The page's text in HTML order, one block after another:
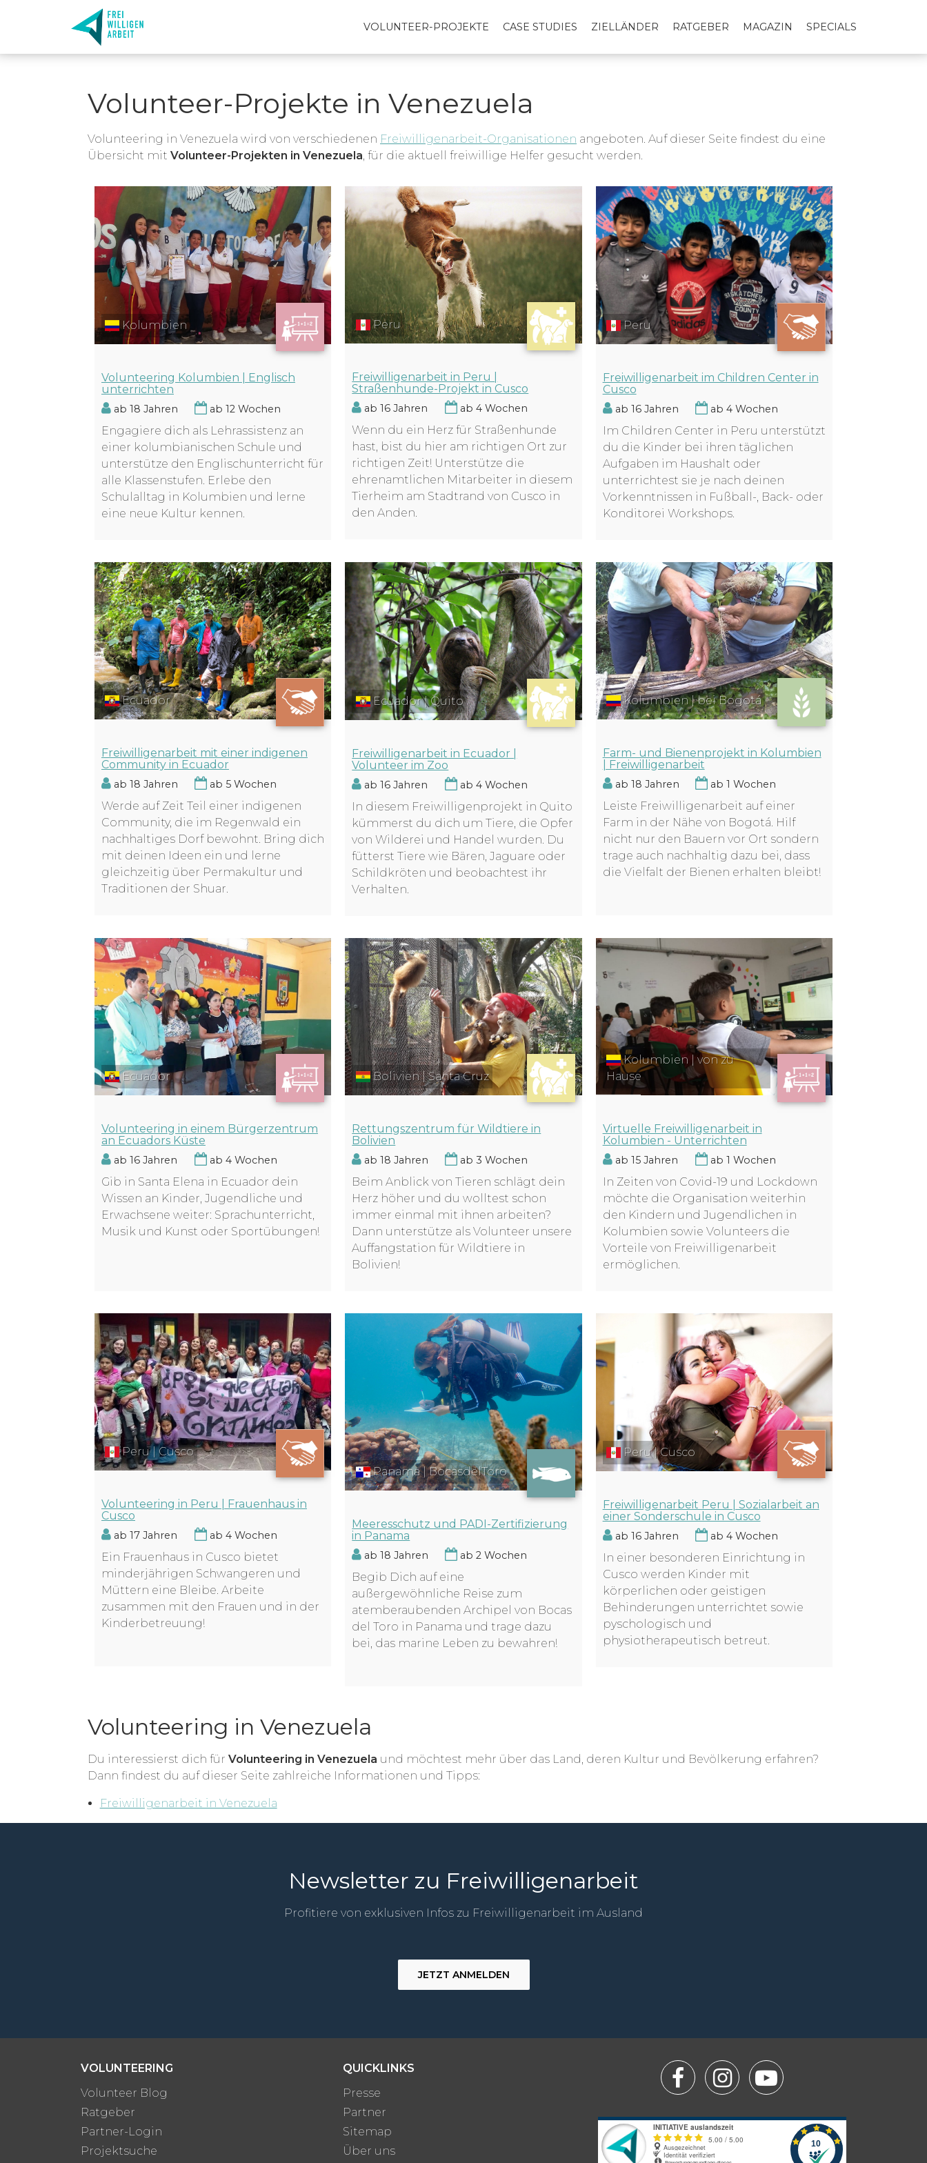
VOLUNTEER-PROJEKTE CASE STUDIES ZIELLÄNDER RATGEBER MAGAZIN SPECIALS
Volunteer-Projekte in Venezuela
Volunteering in Venezuela wird von verschiedenen Freiwilligenarbeit-Organisationen angeboten. Auf dieser Seite findest du eine
Übersicht mit Volunteer-Projekten in Venezuela, für die aktuell freiwillige Helfer gesucht werden.
Kolumbien
Volunteering Kolumbien | Englisch
unterrichten
ab 18 Jahren ab 12 Wochen
Engagiere dich als Lehrassistenz an
einer kolumbianischen Schule und
unterstütze den Englischunterricht für
alle Klassenstufen. Erlebe den
Schulalltag in Kolumbien und lerne
eine neue Kultur kennen.
Peru
Freiwilligenarbeit in Peru |
Straßenhunde-Projekt in Cusco
ab 16 Jahren ab 4 Wochen
Wenn du ein Herz für Straßenhunde
hast, bist du hier am richtigen Ort zur
richtigen Zeit! Unterstütze die
ehrenamtlichen Mitarbeiter in diesem
Tierheim am Stadtrand von Cusco in
den Anden.
Peru
Freiwilligenarbeit im Children Center in
Cusco
ab 16 Jahren ab 4 Wochen
Im Children Center in Peru unterstützt
du die Kinder bei ihren täglichen
Aufgaben im Haushalt oder
unterrichtest sie je nach deinen
Vorkenntnissen in Fußball-, Back- oder
Konditorei Workshops.
Ecuador
Freiwilligenarbeit mit einer indigenen
Community in Ecuador
ab 18 Jahren ab 5 Wochen
Werde auf Zeit Teil einer indigenen
Community, die im Regenwald ein
nachhaltiges Dorf bewohnt. Bring dich
mit deinen Ideen ein und lerne
gleichzeitig über Permakultur und
Traditionen der Shuar.
Ecuador | Quito
Freiwilligenarbeit in Ecuador |
Volunteer im Zoo
ab 16 Jahren ab 4 Wochen
In diesem Freiwilligenprojekt in Quito
kümmerst du dich um Tiere, die Opfer
von Wilderei und Handel wurden. Du
fütterst Tiere wie Bären, Jaguare oder
Schildkröten und beobachtest ihr
Verhalten.
Kolumbien | bei Bogotá
Farm- und Bienenprojekt in Kolumbien
| Freiwilligenarbeit
ab 18 Jahren ab 1 Wochen
Leiste Freiwilligenarbeit auf einer
Farm in der Nähe von Bogotá. Hilf
nicht nur den Bauern vor Ort sondern
trage auch nachhaltig dazu bei, dass
die Vielfalt der Bienen erhalten bleibt!
Ecuador
Volunteering in einem Bürgerzentrum
an Ecuadors Küste
ab 16 Jahren ab 4 Wochen
Gib in Santa Elena in Ecuador dein
Wissen an Kinder, Jugendliche und
Erwachsene weiter: Sprachunterricht,
Musik und Kunst oder Sportübungen!
Bolivien | Santa Cruz
Rettungszentrum für Wildtiere in
Bolivien
ab 18 Jahren ab 3 Wochen
Beim Anblick von Tieren schlägt dein
Herz höher und du wolltest schon
immer einmal mit ihnen arbeiten?
Dann unterstütze als Volunteer unsere
Auffangstation für Wildtiere in
Bolivien!
Kolumbien | von zu
Hause
Virtuelle Freiwilligenarbeit in
Kolumbien - Unterrichten
ab 15 Jahren ab 1 Wochen
In Zeiten von Covid-19 und Lockdown
möchte die Organisation weiterhin
den Kindern und Jugendlichen in
Kolumbien sowie Volunteers die
Vorteile von Freiwilligenarbeit
ermöglichen.
Peru | Cusco
Volunteering in Peru | Frauenhaus in
Cusco
ab 17 Jahren ab 4 Wochen
Ein Frauenhaus in Cusco bietet
minderjährigen Schwangeren und
Müttern eine Bleibe. Arbeite
zusammen mit den Frauen und in der
Kinderbetreuung!
Panama | BocasdelToro
Meeres­schutz und PADI-Zerti­fi­zie­rung
in Panama
ab 18 Jahren ab 2 Wochen
Begib Dich auf eine
außergewöhnliche Reise zum
atemberaubenden Archipel von Bocas
del Toro in Panama und trage dazu
bei, das marine Leben zu bewahren!
Peru | Cusco
Freiwilligenarbeit Peru | Sozialarbeit an
einer Sonderschule in Cusco
ab 16 Jahren ab 4 Wochen
In einer besonderen Einrichtung in
Cusco werden Kinder mit
körperlichen oder geistigen
Behinderungen unterrichtet sowie
pyschologisch und
physiotherapeutisch betreut.
Volunteering in Venezuela
Du interessierst dich für Volunteering in Venezuela und möchtest mehr über das Land, deren Kultur und Bevölkerung erfahren?
Dann findest du auf dieser Seite zahlreiche Informationen und Tipps:
Freiwilligenarbeit in Venezuela
Newsletter zu Freiwilligenarbeit
Profitiere von exklusiven Infos zu Freiwilligenarbeit im Ausland
JETZT ANMELDEN
VOLUNTEERING
Volunteer Blog
Ratgeber
Partner-Login
Projektsuche
QUICKLINKS
Presse
Partner
Sitemap
Über uns